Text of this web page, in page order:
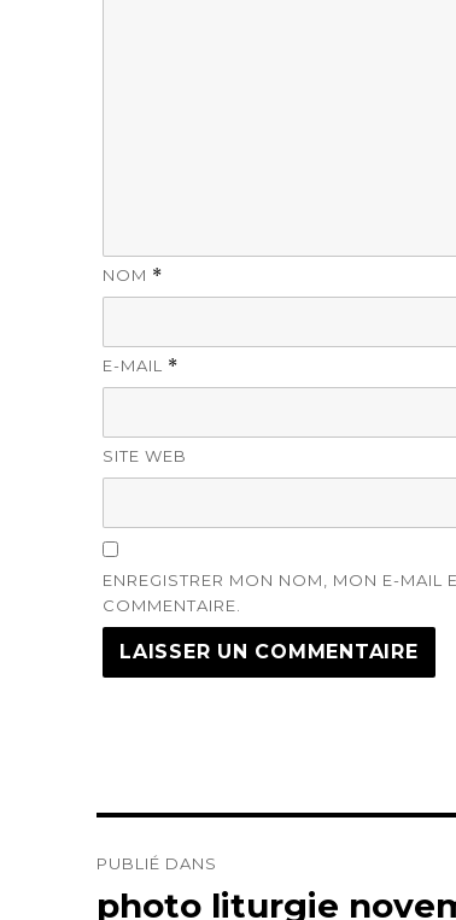
NOM *
E-MAIL *
SITE WEB
ENREGISTRER MON NOM, MON E-MAIL
COMMENTAIRE.
de
PUBLIÉ DANS
photo liturgie